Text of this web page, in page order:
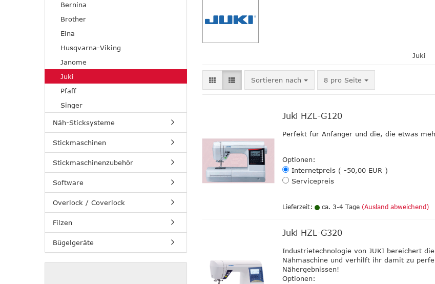
Juki
Sortieren nach
Sortieren nach 8 pro Seite
pro Seite
Juki HZL-G120
Perfekt für Anfänger und die, die etwas
Optionen:
Internetpreis ( -50,00 EUR )
Servicepreis
Lieferzeit: ca. 3-4 Tage (Ausland abweichend)
Juki HZL-G320
Industrietechnologie von JUKI bereichert die
Nähmaschine und verhilft ihr damit zu
Nähergebnissen!
Optionen:
Bernina
Brother
Elna
Husqvarna-Viking
Janome
Juki
Pfaff
Singer
Näh-Sticksysteme
Stickmaschinen
Stickmaschinenzubehör
Software
Overlock / Coverlock
Filzen
Bügelgeräte